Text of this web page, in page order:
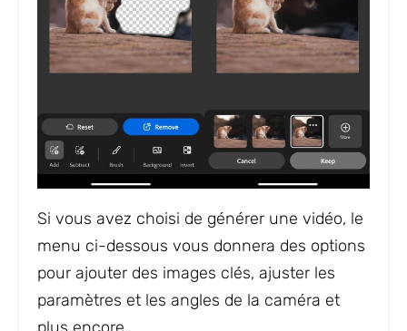
Si vous avez choisi de générer une vidéo, le
menu ci-dessous vous donnera des options
pour ajouter des images clés, ajuster les
paramètres et les angles de la caméra et